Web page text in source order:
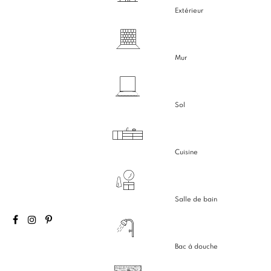
Extérieur
Mur
Sol
Cuisine
Salle de bain
Bac à douche